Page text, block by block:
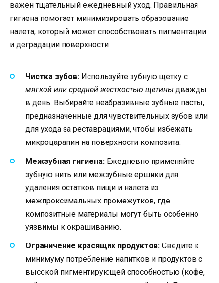
важен тщательный ежедневный уход. Правильная
гигиена помогает минимизировать образование
налета, который может способствовать пигментации
и деградации поверхности.
Чистка зубов: Используйте зубную щетку с
мягкой или средней жесткостью щетины дважды
в день. Выбирайте неабразивные зубные пасты,
предназначенные для чувствительных зубов или
для ухода за реставрациями, чтобы избежать
микроцарапин на поверхности композита.
Межзубная гигиена: Ежедневно применяйте
зубную нить или межзубные ершики для
удаления остатков пищи и налета из
межпроксимальных промежутков, где
композитные материалы могут быть особенно
уязвимы к окрашиванию.
Ограничение красящих продуктов: Сведите к
минимуму потребление напитков и продуктов с
высокой пигментирующей способностью (кофе,